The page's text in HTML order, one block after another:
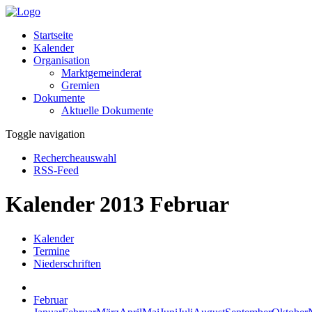
Startseite
Kalender
Organisation
Marktgemeinderat
Gremien
Dokumente
Aktuelle Dokumente
Toggle navigation
Rechercheauswahl
RSS-Feed
Kalender 2013 Februar
Kalender
Termine
Niederschriften
Februar